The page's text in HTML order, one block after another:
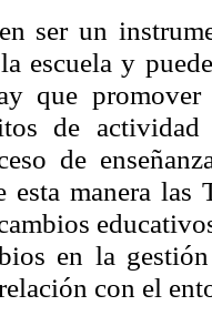
ser un
escuela y
que
de actividad
de
esta manera las
en la
con el